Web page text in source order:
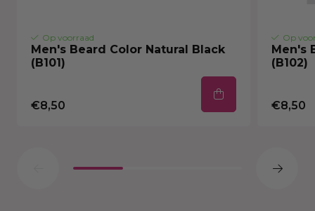
Op voorraad
Men's Beard Color Natural Black
(B101)
€8,50
Op
Men's
(B102)
€8,50